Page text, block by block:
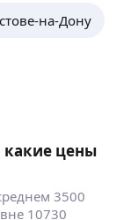
на-Дону
какие цены
3500
10730